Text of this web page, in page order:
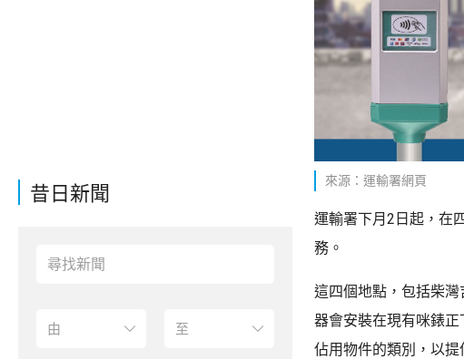
昔日新聞
來源：運輸署網頁
運輸署下月2日起，在
務。
這四個地點，包括柴
器會安裝在現有咪錶
佔用物件的類別，以提